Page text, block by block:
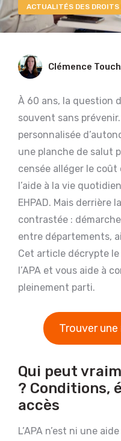
ACTUALITÉS DES
Clémence
À 60 ans, la question
souvent sans prévenir.
personnalisée
une planche de salut
censée alléger le
l’aide à la vie
EHPAD. Mais derrière
contrastée :
entre départements,
Cet article décrypte
l’APA et vous aide à
pleinement parti.
Trouver
Qui peut
? Conditions,
accès
L’APA n’est ni une